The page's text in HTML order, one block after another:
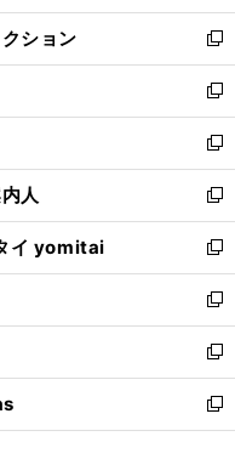
開
く
ウ
で
開
く
ン
ド
ウ
で
開
く
ウ
ィ
ン
ド
ウ
で
開
く
ション
新
し
い
ウ
ィ
ン
ド
ウ
で
開
く
新
し
い
ウ
ィ
ン
ド
ウ
で
開
く
新
し
い
ウ
ィ
ン
ド
ウ
で
開
く
人
新
し
い
ウ
ィ
ン
ド
ウ
で
開
イ yomitai
新
し
い
ウ
ィ
ン
ド
ウ
新
し
い
ウ
ィ
ン
新
し
い
ウ
新
し